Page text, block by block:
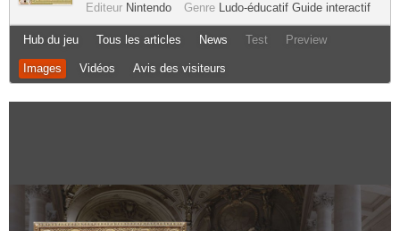
Editeur Nintendo Genre Ludo-éducatif Guide interactif
Hub du jeu Tous les articles News Test Preview
Images Vidéos Avis des visiteurs